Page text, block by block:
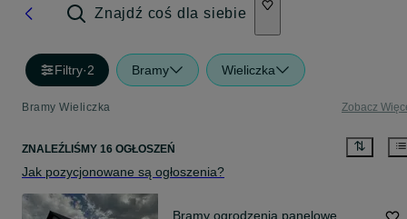
Znajdź coś dla siebie
Filtry·2 Bramy Wieliczka
Bramy Wieliczka Zobacz
ZNALEŹLIŚMY 16 OGŁOSZEŃ
Jak pozycjonowane są ogłoszenia?
Bramy ogrodzenia panelowe